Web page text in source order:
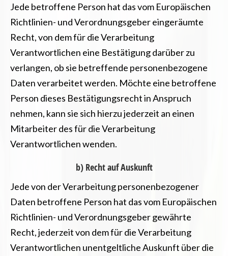
Jede betroffene Person hat das vom Europäischen
Richtlinien- und Verordnungsgeber eingeräumte
Recht, von dem für die Verarbeitung
Verantwortlichen eine Bestätigung darüber zu
verlangen, ob sie betreffende personenbezogene
Daten verarbeitet werden. Möchte eine betroffene
Person dieses Bestätigungsrecht in Anspruch
nehmen, kann sie sich hierzu jederzeit an einen
Mitarbeiter des für die Verarbeitung
Verantwortlichen wenden.
b) Recht auf Auskunft
Jede von der Verarbeitung personenbezogener
Daten betroffene Person hat das vom Europäischen
Richtlinien- und Verordnungsgeber gewährte
Recht, jederzeit von dem für die Verarbeitung
Verantwortlichen unentgeltliche Auskunft über die